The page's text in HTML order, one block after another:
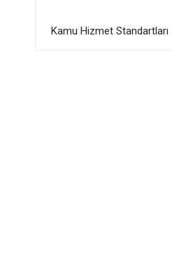
Kamu Hizmet Standartları